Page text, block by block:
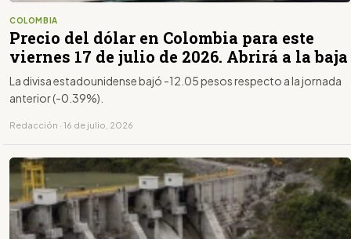
COLOMBIA
Precio del dólar en Colombia para este
viernes 17 de julio de 2026. Abrirá a la baja
La divisa estadounidense bajó -12.05 pesos respecto a la jornada
anterior (-0.39%).
Redacción · 16 de julio, 2026